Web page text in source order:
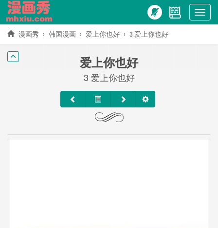
Show
menu
漫画秀 韩国漫画 爱上你也好 3 爱上你也好
爱上你也好
3 爱上你也好